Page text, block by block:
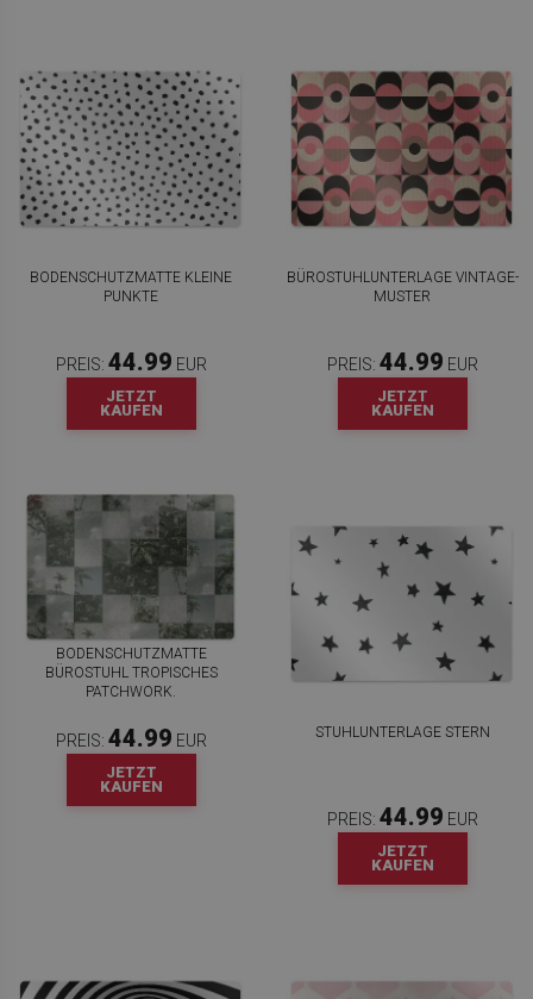
BODENSCHUTZMATTE KLEINE
PUNKTE
PREIS: 44.99 EUR
JETZT
KAUFEN
BÜROSTUHLUNTERLAGE VINTAGE-
MUSTER
PREIS: 44.99 EUR
JETZT
KAUFEN
BODENSCHUTZMATTE
BÜROSTUHL TROPISCHES
PATCHWORK.
PREIS: 44.99 EUR
JETZT
KAUFEN
STUHLUNTERLAGE STERN
PREIS: 44.99 EUR
JETZT
KAUFEN